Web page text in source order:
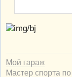
Мой гараж
Мастер спорта